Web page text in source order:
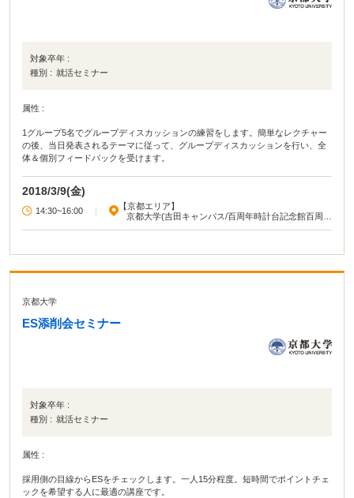
対象卒年 :
種別 : 就活セミナー
属性 :
1グループ5名でグループディスカッションの練習をします。簡単なレクチャー
の後、当日発表されるテーマに従って、グループディスカッションを行い、全
体＆個別フィードバックを受けます。
2018/3/9(金)
14:30~16:00 |
【京都エリア】
京都大学(吉田キャンパス/百周年時計台記念館百周年
京都大学
ES添削会セミナー
対象卒年 :
種別 : 就活セミナー
属性 :
採用側の目線からESをチェックします。一人15分程度。短時間でポイントチェ
ックを希望する人に最適の講座です。